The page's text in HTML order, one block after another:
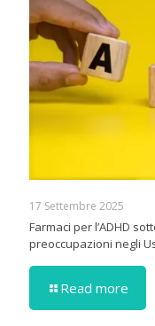
17 Settembre 2025
Farmaci per l’ADHD
preoccupazioni negli
Read more